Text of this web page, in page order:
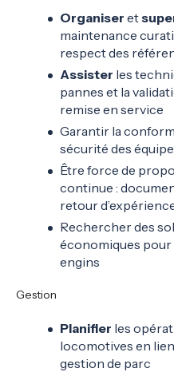
Organiser et
maintenance
respect des
Assister les
pannes et la
remise en service
Garantir la
sécurité des
Être force de
continue :
retour
Rechercher des
économiques pour
engins
Gestion
Planifier les
locomotives en
gestion de parc